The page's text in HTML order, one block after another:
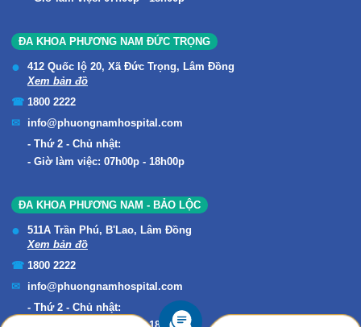
ĐA KHOA PHƯƠNG NAM ĐỨC TRỌNG
412 Quốc lộ 20, Xã Đức Trọng, Lâm Đồng
Xem bản đồ
1800 2222
info@phuongnamhospital.com
Thứ 2 - Chủ nhật:
Giờ làm việc: 07h00p - 18h00p
ĐA KHOA PHƯƠNG NAM - BẢO LỘC
511A Trần Phú, B'Lao, Lâm Đồng
Xem bản đồ
1800 2222
info@phuongnamhospital.com
Thứ 2 - Chủ nhật: